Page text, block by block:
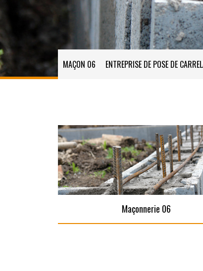
MAÇON 06 ENTREPRISE DE POSE DE
Maçonnerie 06